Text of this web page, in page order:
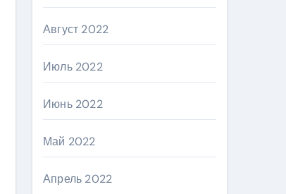
Август 2022
Июль 2022
Июнь 2022
Май 2022
Апрель 2022